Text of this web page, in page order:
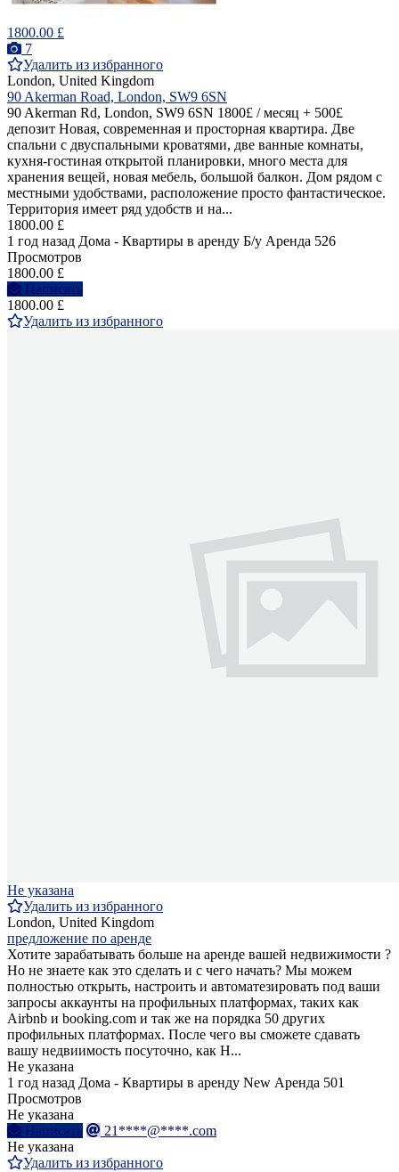
1800.00 £
7
Удалить из избранного
London, United Kingdom
90 Akerman Road, London, SW9 6SN
90 Akerman Rd, London, SW9 6SN 1800£ / месяц + 500£
депозит Новая, современная и просторная квартира. Две
спальни с двуспальными кроватями, две ванные комнаты,
кухня-гостиная открытой планировки, много места для
хранения вещей, новая мебель, большой балкон. Дом рядом с
местными удобствами, расположение просто фантастическое.
Территория имеет ряд удобств и на...
1800.00 £
1 год назад Дома - Квартиры в аренду Б/у Аренда 526
Просмотров
1800.00 £
Написать
1800.00 £
Удалить из избранного
Не указана
Удалить из избранного
London, United Kingdom
предложение по аренде
Хотите зарабатывать больше на аренде вашей недвижимости ?
Но не знаете как это сделать и с чего начать? Мы можем
полностью открыть, настроить и автоматезировать под ваши
запросы аккаунты на профильных платформах, таких как
Airbnb и booking.com и так же на порядка 50 других
профильных платформах. После чего вы сможете сдавать
вашу недвиимость посуточно, как H...
Не указана
1 год назад Дома - Квартиры в аренду New Аренда 501
Просмотров
Не указана
Написать
21****@****.com
Не указана
Удалить из избранного